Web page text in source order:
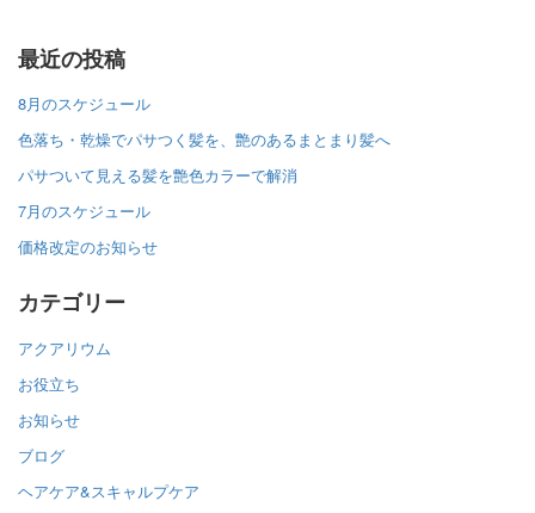
最近の投稿
8月のスケジュール
色落ち・乾燥でパサつく髪を、艶のあるまとまり髪へ
パサついて見える髪を艶色カラーで解消
7月のスケジュール
価格改定のお知らせ
カテゴリー
アクアリウム
お役立ち
お知らせ
ブログ
ヘアケア&スキャルプケア